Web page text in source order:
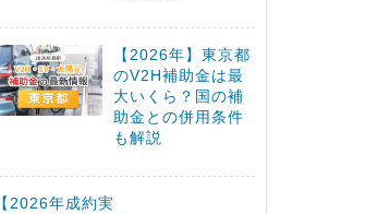
【2026年】東京都
のV2H補助金は最
大いくら？国の補
助金との併用条件
も解説
【2026年成約実